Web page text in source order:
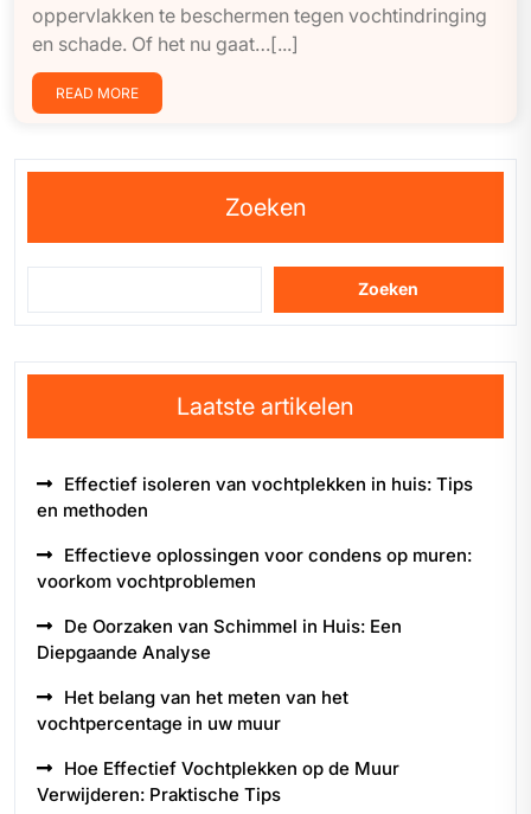
oppervlakken te beschermen tegen vochtindringing
en schade. Of het nu gaat…[...]
READ MORE
Zoeken
Zoeken
Laatste artikelen
Effectief isoleren van vochtplekken in huis: Tips
en methoden
Effectieve oplossingen voor condens op muren:
voorkom vochtproblemen
De Oorzaken van Schimmel in Huis: Een
Diepgaande Analyse
Het belang van het meten van het
vochtpercentage in uw muur
Hoe Effectief Vochtplekken op de Muur
Verwijderen: Praktische Tips